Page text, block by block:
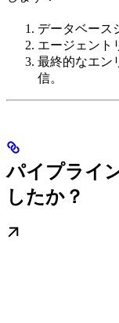
データベース
エージェント
最終的なエン
信。
パイプライ
したか？